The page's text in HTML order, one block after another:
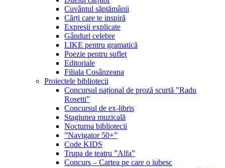
Cuvântul săptămânii
Cărți care te inspiră
Expresii explicate
Gânduri celebre
LIKE pentru gramatică
Poezie pentru suflet
Editoriale
Filiala Cosânzeana
Proiectele bibliotecii
Concursul național de proză scurtă ”Radu
Rosetti”
Concursul de ex-libris
Stagiunea muzicală
Nocturna bibliotecii
”Navigator 50+”
Code KIDS
Trupa de teatru ”Alfa”
Concurs – Cartea pe care o iubesc